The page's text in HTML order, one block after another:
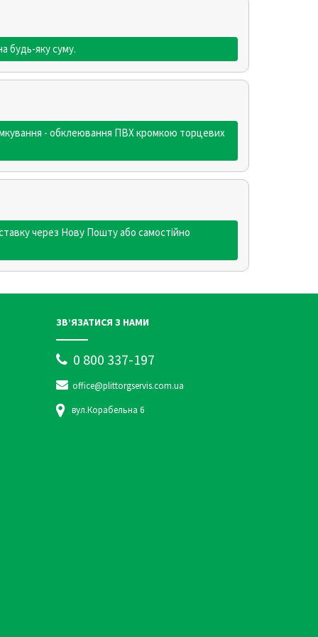
будь-яку суму.
- обклеювання ПВХ кромкою торцевих
через Нову Пошту або самостійно
ЗВ’ЯЗАТИСЯ З НАМИ
0 800 337-197
office@plittorgservis.com.ua
вул.Корабельна 6